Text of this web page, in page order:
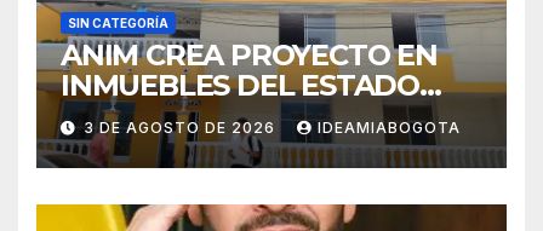
SIN CATEGORÍA
ANIM CREA PROYECTO EN
INMUEBLES DEL ESTADO
PARA VIVIENDA A MADRES
CABEZA DE FAMILIA
3 DE AGOSTO DE 2026 IDEAMIABOGOTA